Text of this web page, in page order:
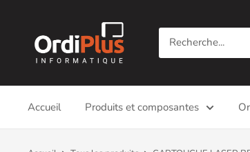
contenu
Accueil Produits et composantes